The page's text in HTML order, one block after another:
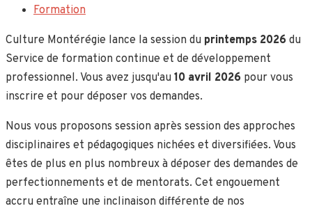
Formation
Culture Montérégie lance la session du printemps 2026 du
Service de formation continue et de développement
professionnel. Vous avez jusqu'au 10 avril 2026 pour vous
inscrire et pour déposer vos demandes.
Nous vous proposons session après session des approches
disciplinaires et pédagogiques nichées et diversifiées. Vous
êtes de plus en plus nombreux à déposer des demandes de
perfectionnements et de mentorats. Cet engouement
accru entraîne une inclinaison différente de nos